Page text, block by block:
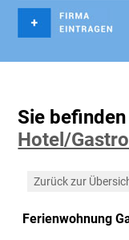
Sie
Hotel/
Zurück zur
Ferienwohnung